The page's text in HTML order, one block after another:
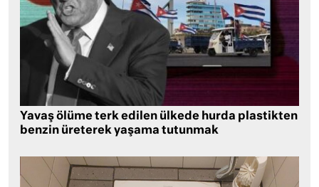
Yavaş ölüme terk edilen ülkede hurda plastikten
benzin üreterek yaşama tutunmak